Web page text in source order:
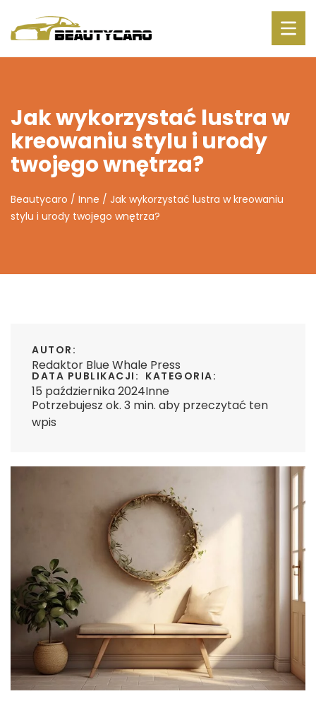
Jak wykorzystać lustra w
kreowaniu stylu i urody
twojego wnętrza?
Beautycaro / Inne / Jak wykorzystać lustra w kreowaniu
stylu i urody twojego wnętrza?
AUTOR:
Redaktor Blue Whale Press
DATA PUBLIKACJI:
15 października 2024
KATEGORIA:
Inne
Potrzebujesz ok. 3 min. aby przeczytać ten
wpis